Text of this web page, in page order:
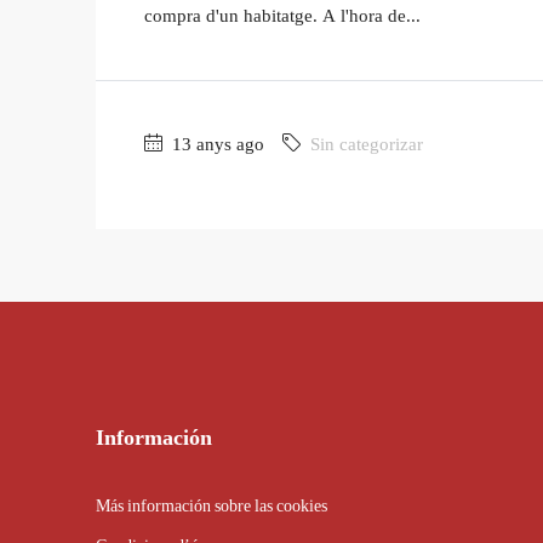
compra d'un habitatge. A l'hora de...
13 anys ago Sin categorizar
Información
Más información sobre las cookies